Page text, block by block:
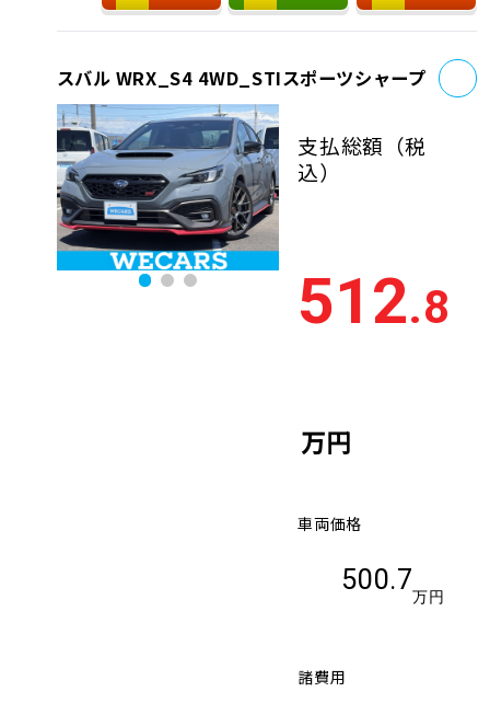
スバル WRX_S4 4WD_STIスポーツシャープ
支払総額 （税
込）
512.8
万円
車両価格
500.7
万円
諸費用